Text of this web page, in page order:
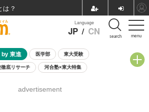
menu
Language
JP / CN search
by 東進 医学部 東大受験
徹底リサーチ 河合塾×東大特集
8月開催学校説明会・相談会
advertisement